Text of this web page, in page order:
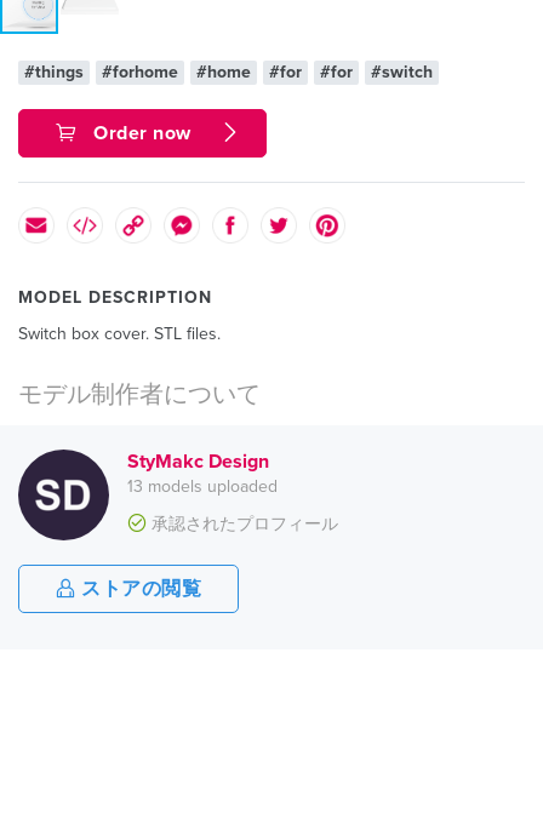
#things #forhome #home #for #for #switch
Order now
MODEL DESCRIPTION
Switch box cover. STL files.
モデル制作者について
StyMakc Design
13 models uploaded
承認されたプロフィール
ストアの閲覧